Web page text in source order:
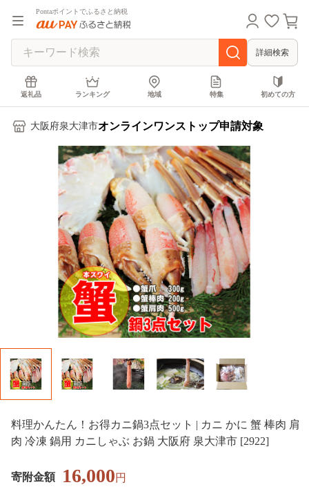
Pontaポイントでふるさと納税
詳細検索
返礼品 ランキング 地域 特集 初めての方
大阪府泉大津市オンラインワンストップ申請対象
料理かんたん！お得カニ鍋3点セット | カニ かに 蟹 棒肉 肩
肉 冷凍 鍋用 カニしゃぶ お鍋 大阪府 泉大津市 [2922]
寄附金額 16,000円